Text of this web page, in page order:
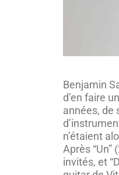
Benjamin
d’en faire
années, de
n’étaient
Après
invités, et